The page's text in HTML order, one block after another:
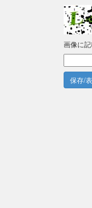
画像に
保存/